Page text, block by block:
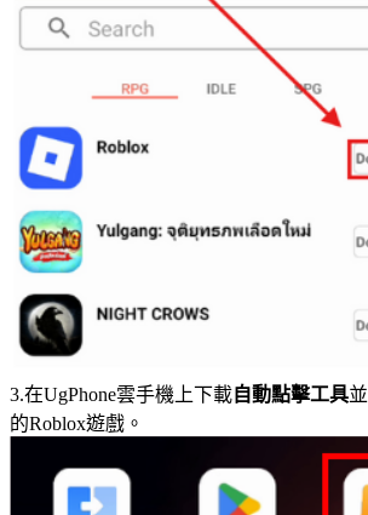
3.在UgPhone雲手機上下載自動點擊工具
的Roblox遊戲。